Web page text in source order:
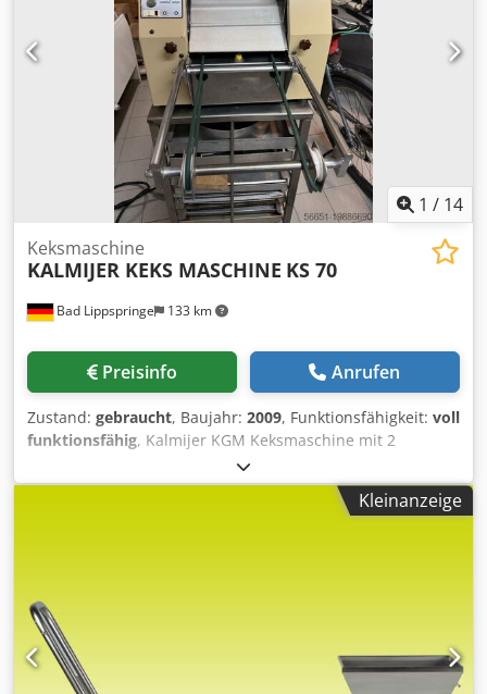
1 / 14
Bad Lippspringe 133 km
Keksmaschine
KALMIJER KEKS MASCHINE KS 70
Preisinfo Anrufen
Zustand: gebraucht, Baujahr: 2009, Funktionsfähigkeit: voll
funktionsfähig, Kalmijer KGM Keksmaschine mit 2
Kekswalzen Spekulatius, und Kipfel mit 10 Backbleche . Die
Maschine ist Überholt Untergestell aus Edelstahl auf
Rollen mit Heitzung für die Walzen Blechbreite 25 cm
Kleinanzeige